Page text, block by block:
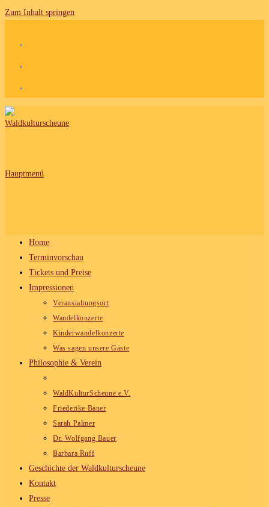
Zum Inhalt springen
Hauptmenü
Home
Terminvorschau
Tickets und Preise
Impressionen
Veranstaltungsort
Wandelkonzerte
Kinderwandelkonzerte
Was sagen unsere Gäste
Philosophie & Verein
WaldKulturScheune e.V.
Friederike Bauer
Sarah Palmer
Dr. Wolfgang Bauer
Barbara Ruff
Geschichte der Waldkulturscheune
Kontakt
Presse